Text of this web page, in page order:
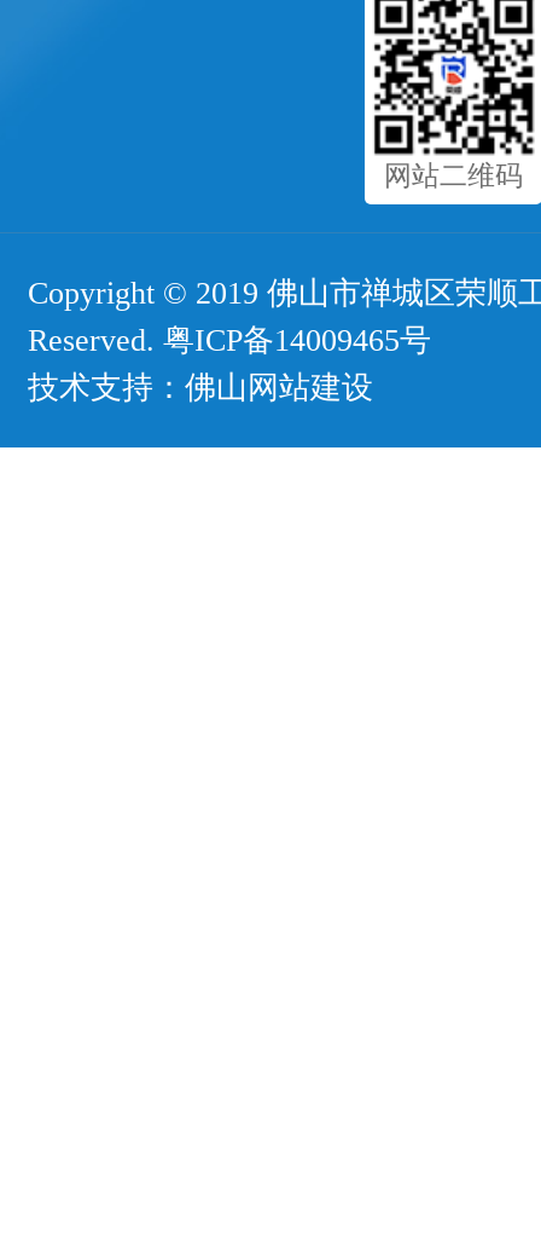
网站二维码
Copyright © 2019 佛山市禅城区荣顺
Reserved. 粤ICP备14009465号
技术支持： 佛山网站建设